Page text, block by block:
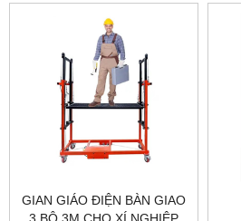
GIAN GIÁO ĐIỆN BÀN GIAO